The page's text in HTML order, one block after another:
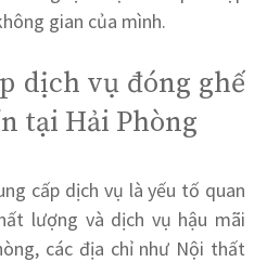
gian của mình.
dịch vụ đóng ghế
tại Hải Phòng
cấp dịch vụ là yếu tố quan
lượng và dịch vụ hậu mãi
các địa chỉ như Nội thất